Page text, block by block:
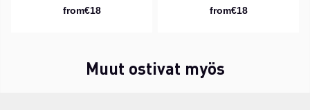
from€18 from€18
Muut ostivat myös